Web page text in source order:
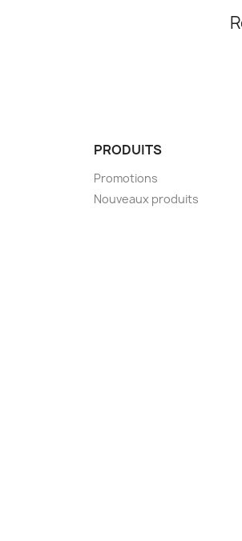
PRODUITS
Promotions
Nouveaux produits